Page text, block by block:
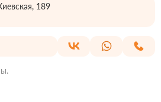
189